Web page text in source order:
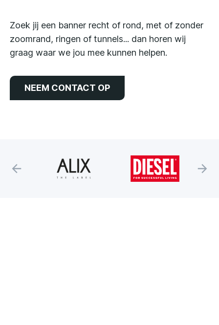
Zoek jij een banner recht of rond, met of zonder
zoomrand, ringen of tunnels... dan horen wij
graag waar we jou mee kunnen helpen.
NEEM CONTACT OP